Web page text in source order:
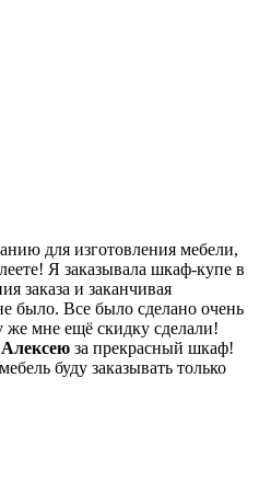
для изготовления мебели,
Я заказывала шкаф-купе в
заказа и заканчивая
было. Все было сделано очень
же мне ещё скидку сделали!
Алексею за прекрасный шкаф!
буду заказывать только